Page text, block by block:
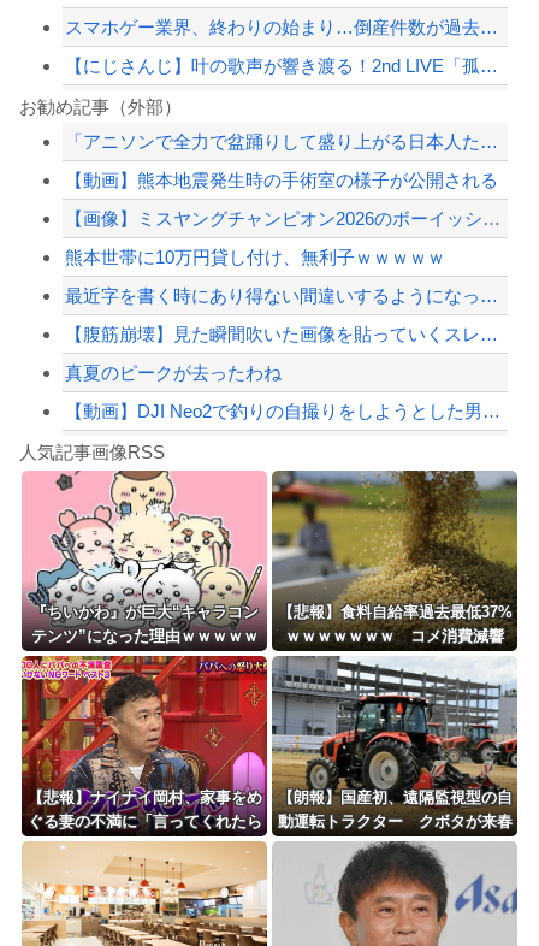
スマホゲー業界、終わりの始まり…倒産件数が過去最多ペース「数億円かけても爆ﾀﾋ」
【にじさんじ】叶の歌声が響き渡る！2nd LIVE「孤独 -solitude-」...
【広島】廿日市の中学野球部員死亡事故 書類送検の医師、別人のCT画像で診察した疑...
PTA会長「PTA参加拒否した親へ最終警告。こうなってもいい？」
【速報】 齋藤飛鳥さんの下着ｗｗｗｗｗｗｗｗ （※画像あり）
【緊急速報】NYで警官が黒人男性の首を絞め、暴動第二波不可避へ
Powered by livedoor 相互RSS
お勧め記事（外部）
「アニソンで全力で盆踊りして盛り上がる日本人たち。伝統もオタクもこの熱量、素晴ら...
【動画】熊本地震発生時の手術室の様子が公開される
【画像】ミスヤングチャンピオン2026のボーイッシュお胸ｗｗｗｗｗｗｗｗｗｗｗｗ...
熊本世帯に10万円貸し付け、無利子ｗｗｗｗｗ
最近字を書く時にあり得ない間違いするようになってきたわ
【腹筋崩壊】見た瞬間吹いた画像を貼っていくスレｗｗｗｗ
真夏のピークが去ったわね
【動画】DJI Neo2で釣りの自撮りをしようとした男の悲劇（ノ∇`）
しんのすけ「ギアスを手に入れたゾ」
8/4のニュース
日本旅行キャンセルすべきか…1万年ぶり史上最大級の火山の兆し＝韓国の反応
更新中止のお知らせ
海外「おめでとうタキ！」リヴァプール南野がバースデーゴール！！
Powered by livedoor 相互RSS
人気記事画像RSS
『ちいかわ』が巨大“キャラコン
テンツ”になった理由ｗｗｗｗｗ
ｗｗｗｗｗｗ
【悲報】食料自給率過去最低37%
ｗｗｗｗｗｗｗ コメ消費減響
く・・・
【悲報】ナイナイ岡村、家事をめ
ぐる妻の不満に「言ってくれたら
済む話やん」になるみ「バイトや
ったらクビやで」説教受け黙り込
む
【朗報】国産初、遠隔監視型の自
動運転トラクター クボタが来春
に発売！！！